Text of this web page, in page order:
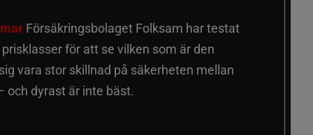
Försäkringsbolaget Folksam har testat
för att se vilken som är den
vara stor skillnad på säkerheten mellan
och dyrast är inte bäst.